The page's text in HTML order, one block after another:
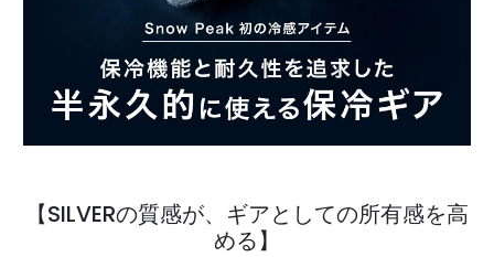
【SILVERの質感が、ギアとしての所有感を高
める】